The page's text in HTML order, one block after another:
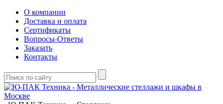
О компании
Доставка и оплата
Сертификаты
Вопросы-Ответы
Заказать
Контакты